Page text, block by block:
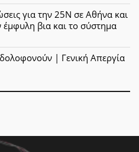
για την 25Ν σε Αθήνα και
βια και το σύστημα
| Γενική Απεργία